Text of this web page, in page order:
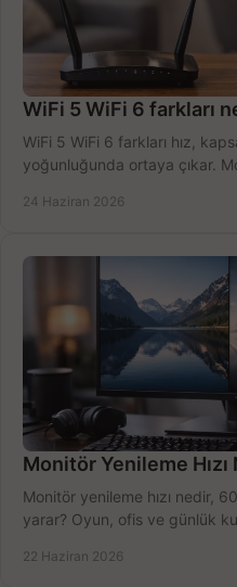
WiFi 5 WiFi 6 farkları
WiFi 5 WiFi 6 farkları hız,
yoğunluğunda ortaya çıkar.
24 Haziran 2026
Monitör Yenileme Hızı
Monitör yenileme hızı nedir,
yarar? Oyun, ofis ve günlük
22 Haziran 2026